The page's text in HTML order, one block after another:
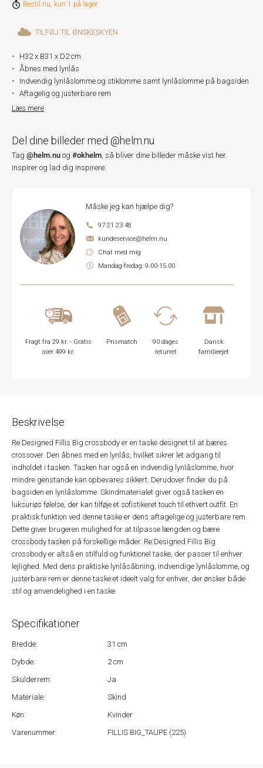
Bestil nu, kun 1 på lager
TILFØJ TIL ØNSKESKYEN
H32 x B31 x D2 cm
Åbnes med lynlås
Indvendig lynlåslomme og stiklomme samt lynlåslomme på bagsiden
Aftagelig og justerbare rem
Læs mere
Del dine billeder med @helm.nu
Tag @helm.nu og #okhelm, så bliver dine billeder måske vist her.
Inspirer og lad dig inspirere.
Måske jeg kan hjælpe dig?
97 21 23 48
kundeservice@helm.nu
Chat med mig
Mandag-fredag: 9.00-15.00
Fragt fra 29 kr. - Gratis
over 499 kr.
Prismatch
90 dages
returret
Dansk
familieejet
Beskrivelse
Re:Designed Fillis Big crossbody er en taske designet til at bæres
crossover. Den åbnes med en lynlås, hvilket sikrer let adgang til
indholdet i tasken. Tasken har også en indvendig lynlåslomme, hvor
mindre genstande kan opbevares sikkert. Derudover finder du på
bagsiden en lynlåslomme. Skindmaterialet giver også tasken en
luksuriøs følelse, der kan tilføje et sofistikeret touch til ethvert outfit. En
praktisk funktion ved denne taske er dens aftagelige og justerbare rem.
Dette giver brugeren mulighed for at tilpasse længden og bære
crossbody tasken på forskellige måder. Re:Designed Fillis Big
crossbody er altså en stilfuld og funktionel taske, der passer til enhver
lejlighed. Med dens praktiske lynlåsåbning, indvendige lynlåslomme, og
justerbare rem er denne taske et ideelt valg for enhver, der ønsker både
stil og anvendelighed i en taske.
Specifikationer
Bredde:
31 cm
Dybde:
2 cm
Skulderrem:
Ja
Materiale:
Skind
Køn:
Kvinder
Varenummer:
FILLIS BIG_TAUPE (225)